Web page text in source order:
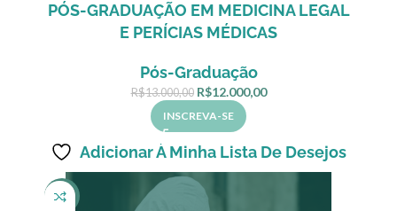
PÓS-GRADUAÇÃO EM MEDICINA LEGAL
E PERÍCIAS MÉDICAS
Pós-Graduação
R$13.000,00 R$12.000,00
INSCREVA-SE
Adicionar À Minha Lista De Desejos
-27%